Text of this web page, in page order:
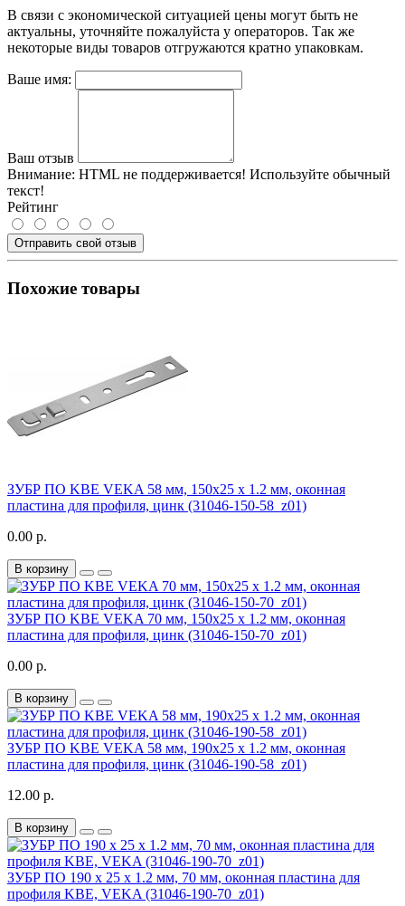
В связи с экономической ситуацией цены могут быть не
актуальны, уточняйте пожалуйста у операторов. Так же
некоторые виды товаров отгружаются кратно упаковкам.
Ваше имя:
Ваш отзыв
Внимание: HTML не поддерживается! Используйте обычный
текст!
Рейтинг
Отправить свой отзыв
Похожие товары
ЗУБР ПО KBE VEKA 58 мм, 150х25 х 1.2 мм, оконная
пластина для профиля, цинк (31046-150-58_z01)
0.00 р.
В корзину
ЗУБР ПО KBE VEKA 70 мм, 150х25 х 1.2 мм, оконная
пластина для профиля, цинк (31046-150-70_z01)
0.00 р.
В корзину
ЗУБР ПО KBE VEKA 58 мм, 190х25 х 1.2 мм, оконная
пластина для профиля, цинк (31046-190-58_z01)
12.00 р.
В корзину
ЗУБР ПО 190 х 25 х 1.2 мм, 70 мм, оконная пластина для
профиля KBE, VEKA (31046-190-70_z01)